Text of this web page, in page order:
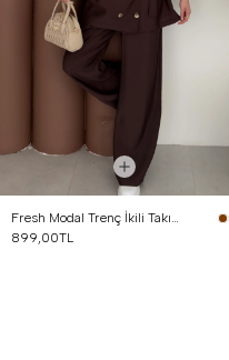
Fresh Modal Trenç İkili Takım Kahverengi
899,00TL